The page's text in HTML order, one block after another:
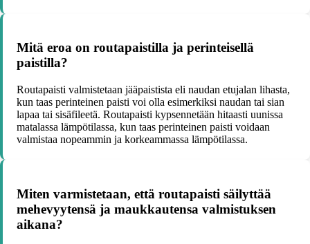
Mitä eroa on routapaistilla ja perinteisellä
paistilla?
Routapaisti valmistetaan jääpaistista eli naudan etujalan lihasta,
kun taas perinteinen paisti voi olla esimerkiksi naudan tai sian
lapaa tai sisäfileetä. Routapaisti kypsennetään hitaasti uunissa
matalassa lämpötilassa, kun taas perinteinen paisti voidaan
valmistaa nopeammin ja korkeammassa lämpötilassa.
Miten varmistetaan, että routapaisti säilyttää
mehevyytensä ja maukkautensa valmistuksen
aikana?